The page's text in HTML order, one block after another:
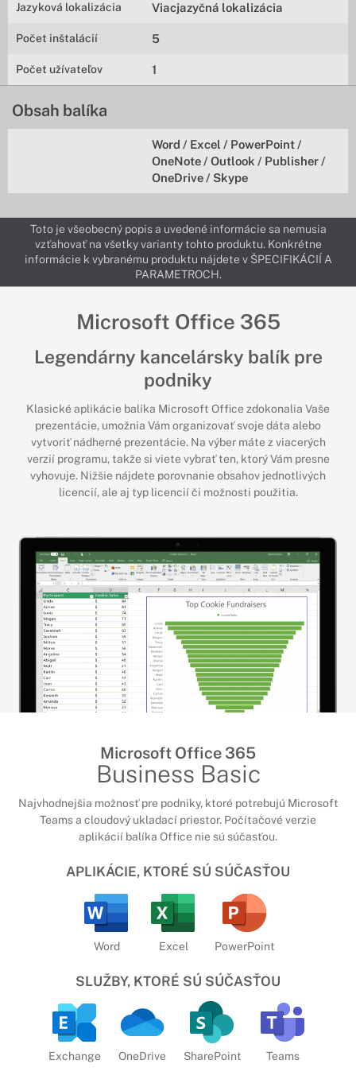
Jazyková lokalizácia Viacjazyčná lokalizácia
Počet inštalácií 5
Počet užívateľov 1
Obsah balíka
Word / Excel / PowerPoint /
OneNote / Outlook / Publisher /
OneDrive / Skype
Toto je všeobecný popis a uvedené informácie sa nemusia
vzťahovať na všetky varianty tohto produktu. Konkrétne
informácie k vybranému produktu nájdete v ŠPECIFIKÁCIÍ A
PARAMETROCH.
Microsoft Office 365
Legendárny kancelársky balík pre
podniky
Klasické aplikácie balíka Microsoft Office zdokonalia Vaše
prezentácie, umožnia Vám organizovať svoje dáta alebo
vytvoriť nádherné prezentácie. Na výber máte z viacerých
verzií programu, takže si viete vybrať ten, ktorý Vám presne
vyhovuje. Nižšie nájdete porovnanie obsahov jednotlivých
licencií, ale aj typ licencií či možnosti použitia.
Microsoft Office 365
Business Basic
Najvhodnejšia možnosť pre podniky, ktoré potrebujú Microsoft
Teams a cloudový ukladací priestor. Počítačové verzie
aplikácií balíka Office nie sú súčasťou.
APLIKÁCIE, KTORÉ SÚ SÚČASŤOU
Word Excel PowerPoint
SLUŽBY, KTORÉ SÚ SÚČASŤOU
Exchange OneDrive SharePoint Teams